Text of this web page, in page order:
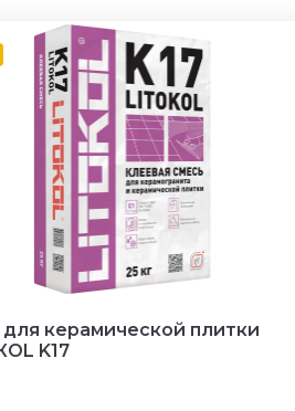
керамической плитки
K17